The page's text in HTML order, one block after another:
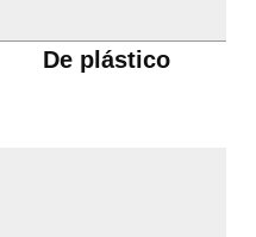
De plástico